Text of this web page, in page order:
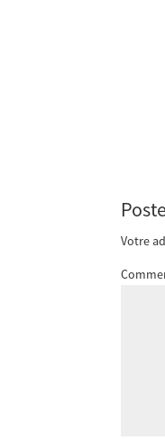
Votre